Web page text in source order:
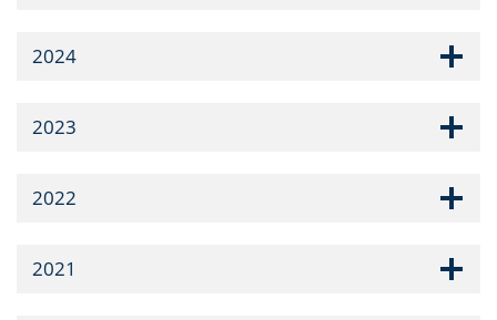
2024
2023
2022
2021